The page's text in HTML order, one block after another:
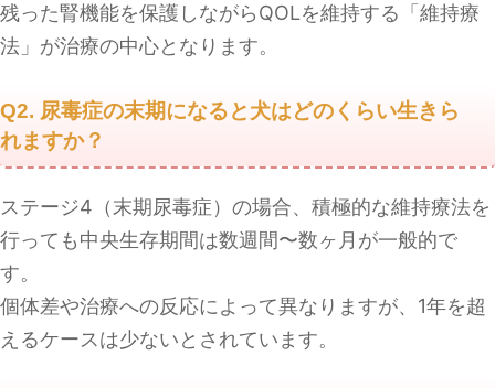
残った腎機能を保護しながらQOLを維持する「維持療
法」が治療の中心となります。
Q2. 尿毒症の末期になると犬はどのくらい生きら
れますか？
ステージ4（末期尿毒症）の場合、積極的な維持療法を
行っても中央生存期間は数週間〜数ヶ月が一般的で
す。
個体差や治療への反応によって異なりますが、1年を超
えるケースは少ないとされています。